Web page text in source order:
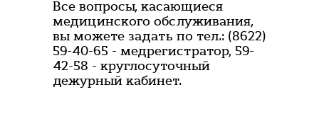
Все вопросы, касающиеся
медицинского обслуживания,
вы можете задать по тел.: (8622)
59-40-65 - медрегистратор, 59-
42-58 - круглосуточный
дежурный кабинет.